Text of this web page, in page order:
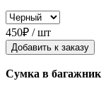
450₽ / шт
Добавить к заказу
Сумка в багажник